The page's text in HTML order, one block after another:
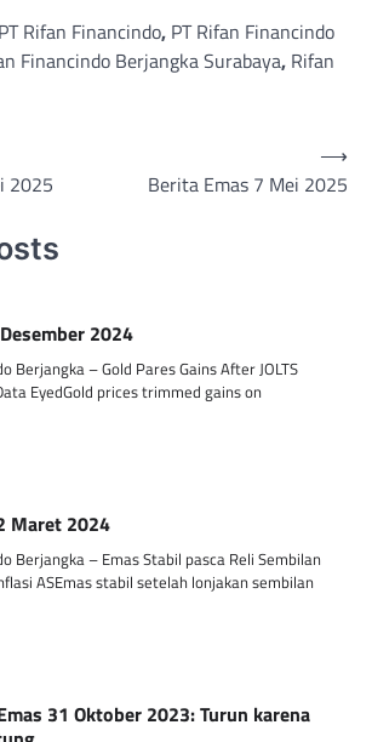
PT Rifan Financindo, PT Rifan Financindo
Financindo Berjangka Surabaya, Rifan
2025
Berita Emas 7 Mei 2025
⟶
2024
Berjangka – Gold Pares Gains After JOLTS
EyedGold prices trimmed gains on
Maret 2024
Berjangka – Emas Stabil pasca Reli Sembilan
ASEmas stabil setelah lonjakan sembilan
31 Oktober 2023: Turun karena